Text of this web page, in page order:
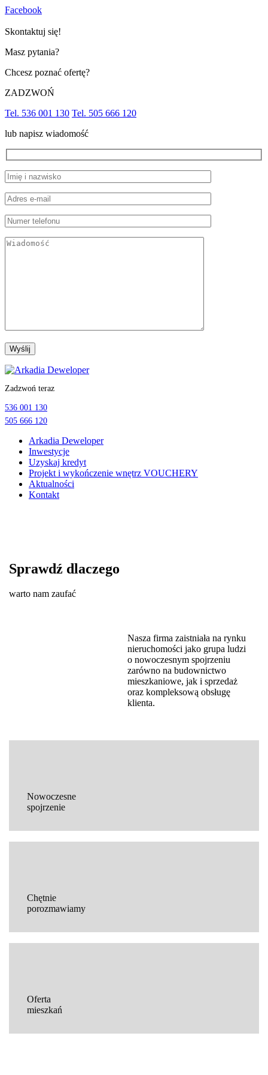
Facebook
Skontaktuj się!
Masz pytania?
Chcesz poznać ofertę?
ZADZWOŃ
Tel. 536 001 130 Tel. 505 666 120
lub napisz wiadomość
Przejdź
treści
Zadzwoń teraz
536 001 130
505 666 120
Arkadia Deweloper
Inwestycje
Uzyskaj kredyt
Projekt i wykończenie wnętrz VOUCHERY
Aktualności
Kontakt
Sprawdź dlaczego
warto nam zaufać
Nasza firma zaistniała na rynku
nieruchomości jako grupa ludzi
o nowoczesnym spojrzeniu
zarówno na budownictwo
mieszkaniowe, jak i sprzedaż
oraz kompleksową obsługę
klienta.
Nowoczesne
spojrzenie
Chętnie
porozmawiamy
Oferta
mieszkań